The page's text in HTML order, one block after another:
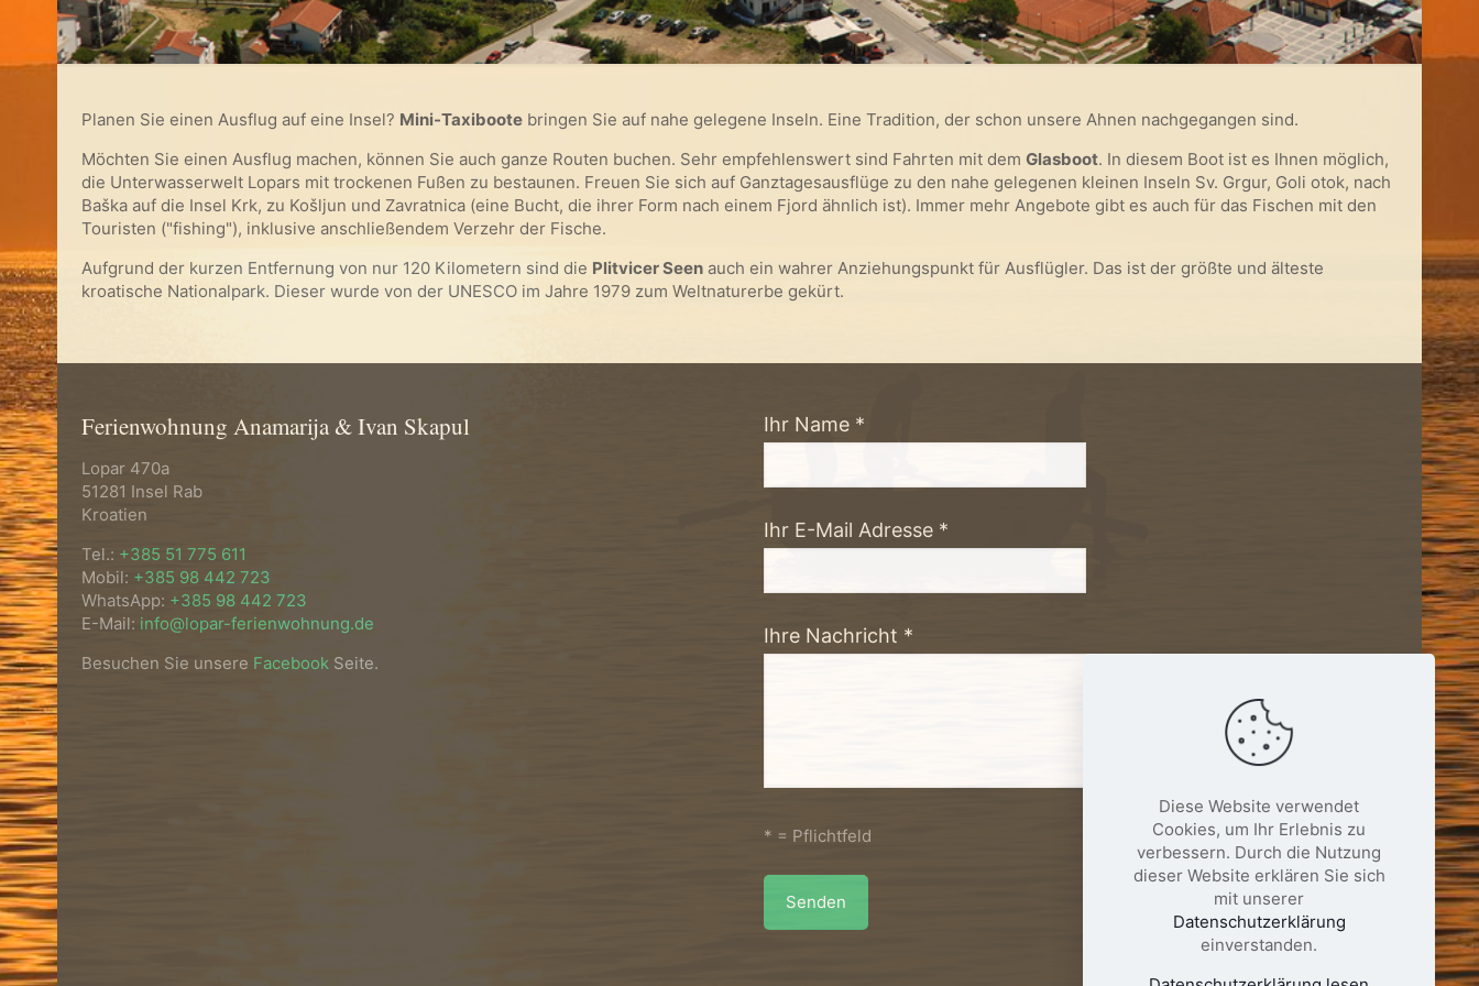
Planen Sie einen Ausflug auf eine Insel? Mini-Taxiboote bringen Sie auf nahe gelegene Inseln. Eine Tradition, der schon unsere Ahnen nachgegangen sind.
Möchten Sie einen Ausflug machen, können Sie auch ganze Routen buchen. Sehr empfehlenswert sind Fahrten mit dem Glasboot. In diesem Boot ist es Ihnen möglich,
die Unterwasserwelt Lopars mit trockenen Fußen zu bestaunen. Freuen Sie sich auf Ganztagesausflüge zu den nahe gelegenen kleinen Inseln Sv. Grgur, Goli otok, nach
Baška auf die Insel Krk, zu Košljun und Zavratnica (eine Bucht, die ihrer Form nach einem Fjord ähnlich ist). Immer mehr Angebote gibt es auch für das Fischen mit den
Touristen ("fishing"), inklusive anschließendem Verzehr der Fische.
Aufgrund der kurzen Entfernung von nur 120 Kilometern sind die Plitvicer Seen auch ein wahrer Anziehungspunkt für Ausflügler. Das ist der größte und älteste
kroatische Nationalpark. Dieser wurde von der UNESCO im Jahre 1979 zum Weltnaturerbe gekürt.
Ferienwohnung Anamarija & Ivan Skapul
Lopar 470a
51281 Insel Rab
Kroatien
Tel.: +385 51 775 611
Mobil: +385 98 442 723
WhatsApp: +385 98 442 723
E-Mail: info@lopar-ferienwohnung.de
Besuchen Sie unsere Facebook Seite.
Ihr Name *
Ihr E-Mail Adresse *
Ihre Nachricht *
* = Pflichtfeld
Diese Website verwendet
Cookies, um Ihr Erlebnis zu
verbessern. Durch die Nutzung
dieser Website erklären Sie sich
mit unserer
Datenschutzerklärung
einverstanden.